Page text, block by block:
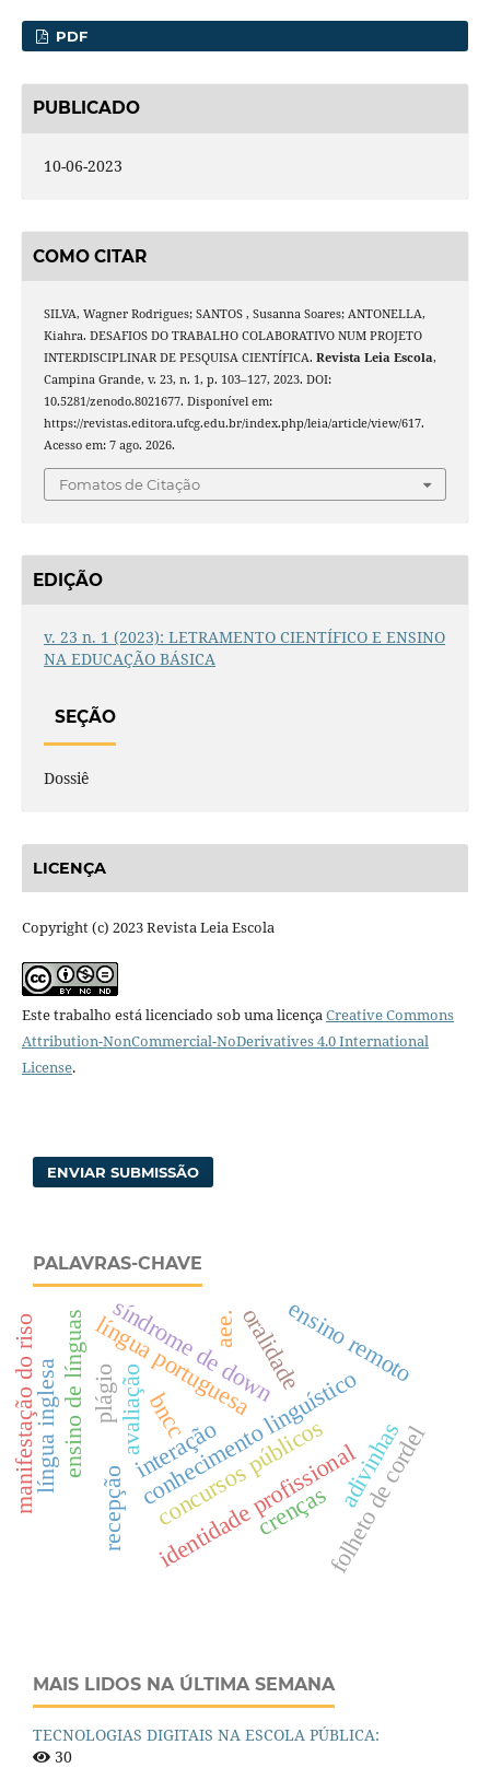
PDF
PUBLICADO
10-06-2023
COMO CITAR
SILVA, Wagner Rodrigues; SANTOS , Susanna Soares; ANTONELLA,
Kiahra. DESAFIOS DO TRABALHO COLABORATIVO NUM PROJETO
INTERDISCIPLINAR DE PESQUISA CIENTÍFICA. Revista Leia Escola,
Campina Grande, v. 23, n. 1, p. 103–127, 2023. DOI:
10.5281/zenodo.8021677. Disponível em:
https://revistas.editora.ufcg.edu.br/index.php/leia/article/view/617.
Acesso em: 7 ago. 2026.
Fomatos de Citação
EDIÇÃO
v. 23 n. 1 (2023): LETRAMENTO CIENTÍFICO E ENSINO
NA EDUCAÇÃO BÁSICA
SEÇÃO
Dossiê
LICENÇA
Copyright (c) 2023 Revista Leia Escola
Este trabalho está licenciado sob uma licençaCreative Commons
Attribution-NonCommercial-NoDerivatives 4.0 International
License.
ENVIAR SUBMISSÃO
PALAVRAS-CHAVE
identidade profissional
crenças
conhecimento linguístico
língua portuguesa
avaliação
concursos públicosadivinhas
folheto de cordel
recepção
ensino de línguassíndrome de down
oralidade
língua inglesa interação
manifestação do riso bncc
ensino remoto
plágio
aee.
MAIS LIDOS NA ÚLTIMA SEMANA
TECNOLOGIAS DIGITAIS NA ESCOLA PÚBLICA:
30